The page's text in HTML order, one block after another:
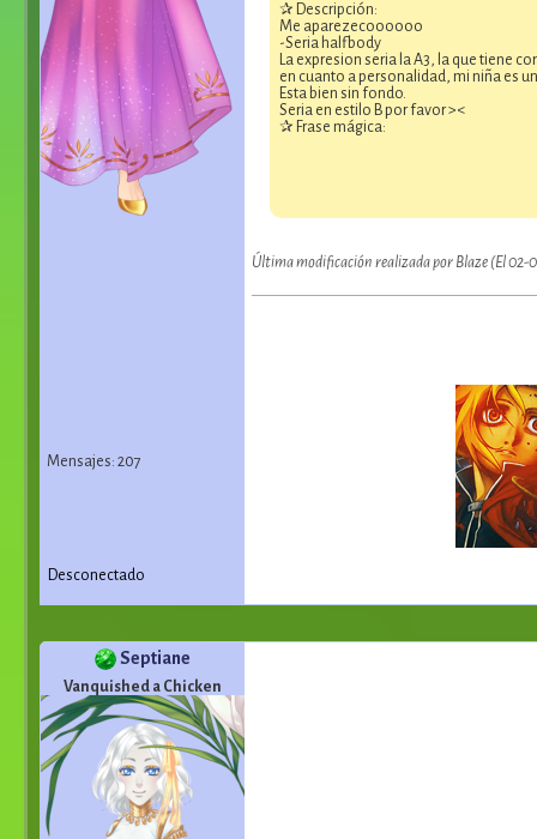
Mensajes: 207
✰ Descripción:
Me aparezecoooooo
-Seria halfbody
La expresion seria la A3, la que tiene
en cuanto a personalidad, mi niña es
Esta bien sin fondo.
Seria en estilo B por favor ><
✰ Frase mágica:
Última modificación realizada por Blaze (El 02-
Desconectado
Septiane
Vanquished a Chicken